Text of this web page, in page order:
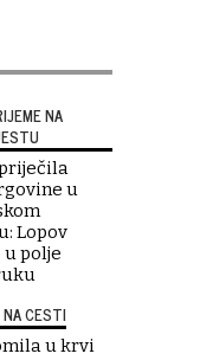
NA
u
Lopov
u polje
CESTI
u krvi